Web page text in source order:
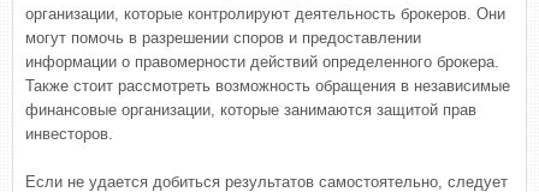
организации, которые контролируют деятельность брокеров. Они
могут помочь в разрешении споров и предоставлении
информации о правомерности действий определенного брокера.
Также стоит рассмотреть возможность обращения в независимые
финансовые организации, которые занимаются защитой прав
инвесторов.
Если не удается добиться результатов самостоятельно, следует